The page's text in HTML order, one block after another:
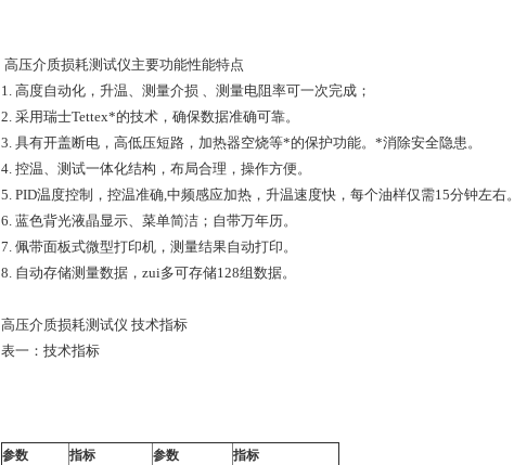
高压介质损耗测试仪主要功能性能特点
1. 高度自动化，升温、测量介损 、测量电阻率可一次完成；
2. 采用瑞士Tettex*的技术，确保数据准确可靠。
3. 具有开盖断电，高低压短路，加热器空烧等*的保护功能。*消除安全隐患。
4. 控温、测试一体化结构，布局合理，操作方便。
5. PID温度控制，控温准确,中频感应加热，升温速度快，每个油样仅需15分钟左右。
6. 蓝色背光液晶显示、菜单简洁；自带万年历。
7. 佩带面板式微型打印机，测量结果自动打印。
8. 自动存储测量数据，zui多可存储128组数据。
高压介质损耗测试仪 技术指标
表一：技术指标
参数 指标 参数 指标